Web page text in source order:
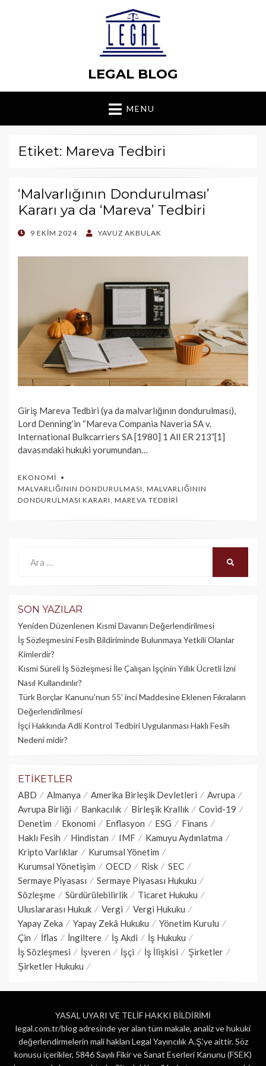
LEGAL BLOG
MENU
Etiket: Mareva Tedbiri
‘Malvarlığının Dondurulması’
Kararı ya da ‘Mareva’ Tedbiri
POSTED
9 EKIM 2024 YAVUZ AKBULAK
Giriş Mareva Tedbiri (ya da malvarlığının dondurulması),
Lord Denning’in “Mareva Compania Naveria SA v.
International Bulkcarriers SA [1980] 1 All ER 213”[1]
davasındaki hukuki yorumundan…
EKONOMI
MALVARLIĞININ DONDURULMASI, MALVARLIĞININ
DONDURULMASI KARARI, MAREVA TEDBIRI
SON YAZILAR
Yeniden Düzenlenen Kısmi Davanın Değerlendirilmesi
İş Sözleşmesini Fesih Bildiriminde Bulunmaya Yetkili Olanlar
Kimlerdir?
Kısmi Süreli İş Sözleşmesi İle Çalışan İşçinin Yıllık Üc­retli İzni
Nasıl Kullandırılır?
Türk Borçlar Kanunu’nun 55’ inci Maddesine Eklenen Fıkraların
Değerlendirilmesi
İşçi Hakkında Adli Kontrol Tedbiri Uygulanması Haklı Fesih
Nedeni midir?
ETIKETLER
ABD Almanya Amerika Birleşik Devletleri
Avrupa
Avrupa Birliği
Bankacılık Birleşik Krallık
Covid-19
Denetim
Ekonomi Enflasyon ESG
Finans
Haklı Fesih
Hindistan IMF
Kamuyu Aydınlatma
Kripto Varlıklar
Kurumsal Yönetim
Kurumsal Yönetişim
OECD Risk
SEC
Sermaye Piyasası
Sermaye Piyasası Hukuku
Sözleşme
Sürdürülebilirlik
Ticaret Hukuku
Uluslararası Hukuk
Vergi
Vergi Hukuku
Yapay Zeka
Yapay Zekâ Hukuku
Yönetim Kurulu
Çin
İflas İngiltere İş Akdi
İş Hukuku
İş Sözleşmesi
İşveren İşçi İş İlişkisi
Şirketler
Şirketler Hukuku
YASAL UYARI VE TELİF HAKKI BİLDİRİMİ
legal.com.tr/blog adresinde yer alan tüm makale, analiz ve hukuki
değerlendirmelerin mali hakları Legal Yayıncılık A.Ş.’ye aittir. Söz
konusu içerikler, 5846 Sayılı Fikir ve Sanat Eserleri Kanunu (FSEK)